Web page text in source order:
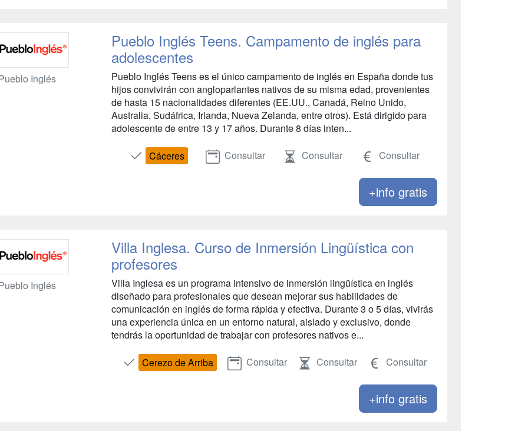
Inglés
Pueblo Inglés Teens. Campamento de inglés para
adolescentes
Pueblo Inglés Teens es el único campamento de inglés en España donde tus
hijos convivirán con angloparlantes nativos de su misma edad, provenientes
de hasta 15 nacionalidades diferentes (EE.UU., Canadá, Reino Unido,
Australia, Sudáfrica, Irlanda, Nueva Zelanda, entre otros). Está dirigido para
adolescente de entre 13 y 17 años. Durante 8 días inten...
Cáceres Consultar Consultar Consultar
+info gratis
Inglés
Villa Inglesa. Curso de Inmersión Lingüística con
profesores
Villa Inglesa es un programa intensivo de inmersión lingüística en inglés
diseñado para profesionales que desean mejorar sus habilidades de
comunicación en inglés de forma rápida y efectiva. Durante 3 o 5 días, vivirás
una experiencia única en un entorno natural, aislado y exclusivo, donde
tendrás la oportunidad de trabajar con profesores nativos e...
Cerezo de Arriba Consultar Consultar Consultar
+info gratis